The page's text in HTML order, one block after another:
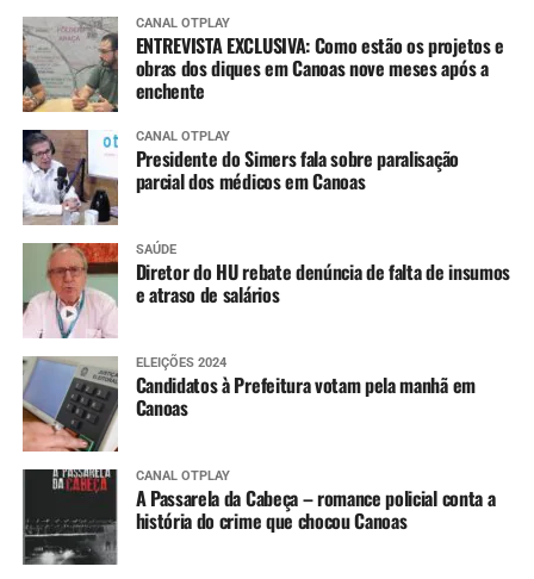
CANAL OTPLAY
ENTREVISTA EXCLUSIVA: Como estão os projetos e
obras dos diques em Canoas nove meses após a
enchente
CANAL OTPLAY
Presidente do Simers fala sobre paralisação
parcial dos médicos em Canoas
SAÚDE
Diretor do HU rebate denúncia de falta de insumos
e atraso de salários
ELEIÇÕES 2024
Candidatos à Prefeitura votam pela manhã em
Canoas
CANAL OTPLAY
A Passarela da Cabeça – romance policial conta a
história do crime que chocou Canoas